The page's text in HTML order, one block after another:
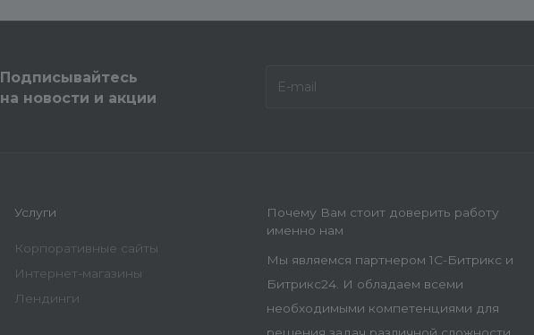
Подписывайтесь
на новости и акции
Услуги
Корпоративные сайты
Интернет-магазины
Лендинги
Почему Вам стоит доверить работу
именно нам
Мы являемся партнером 1С-Битрикс и
Битрикс24. И обладаем всеми
необходимыми компетенциями для
решения задач различной сложности.